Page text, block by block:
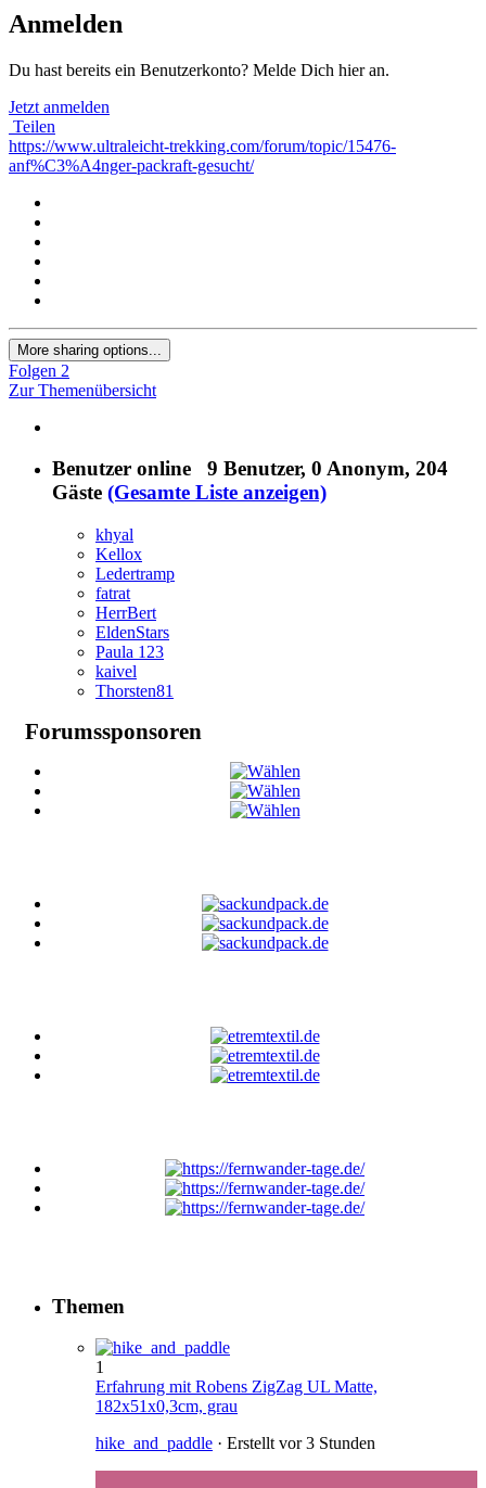
Anmelden
Du hast bereits ein Benutzerkonto? Melde Dich hier an.
Jetzt anmelden
Teilen
https://www.ultraleicht-trekking.com/forum/topic/15476-
anf%C3%A4nger-packraft-gesucht/
More sharing options...
Folgen 2
Zur Themenübersicht
Benutzer online 9 Benutzer, 0 Anonym, 204
Gäste (Gesamte Liste anzeigen)
khyal
Kellox
Ledertramp
fatrat
HerrBert
EldenStars
Paula 123
kaivel
Thorsten81
Forumssponsoren
Themen
1
Erfahrung mit Robens ZigZag UL Matte,
182x51x0,3cm, grau
hike_and_paddle · Erstelltvor 3 Stunden